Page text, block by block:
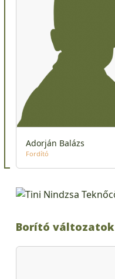
Adorján Balázs
Fordító
Borító változatok